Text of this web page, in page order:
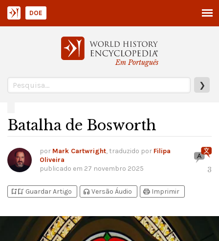
Em Português
❯
DOE
Batalha de Bosworth
por Mark Cartwright, traduzido por Filipa
Oliveira
publicado em 27 novembro 2025 3
bookmark_addbookmark_added Guardar Artigo headphones Versão Áudio print Imprimir